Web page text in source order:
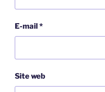
E-mail *
Site web